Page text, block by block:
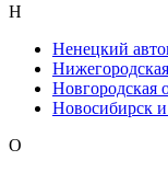
Н
Ненецкий
Новгородская
Новосибирск
О